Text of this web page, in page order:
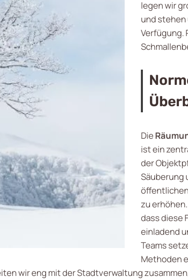
legen wir
und stehen
Verfügung.
Die
ist ein
der
Säuberung
zu
dass diese
einladend
Teams
Methoden
wir eng mit der Stadtverwaltung